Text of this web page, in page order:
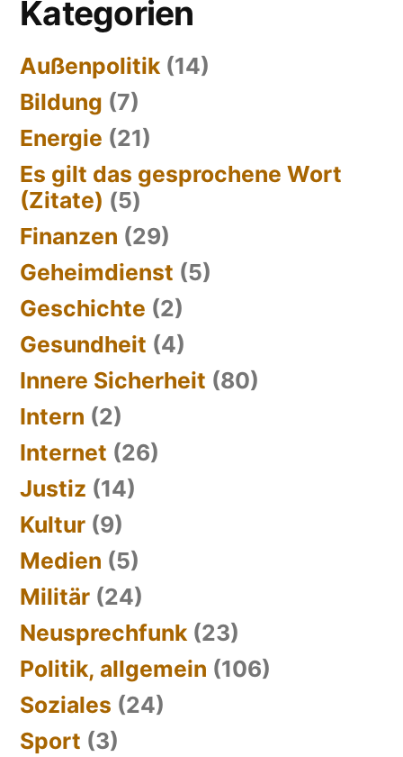
Kategorien
Außenpolitik (14)
Bildung (7)
Energie (21)
Es gilt das gesprochene Wort
(Zitate) (5)
Finanzen (29)
Geheimdienst (5)
Geschichte (2)
Gesundheit (4)
Innere Sicherheit (80)
Intern (2)
Internet (26)
Justiz (14)
Kultur (9)
Medien (5)
Militär (24)
Neusprechfunk (23)
Politik, allgemein (106)
Soziales (24)
Sport (3)